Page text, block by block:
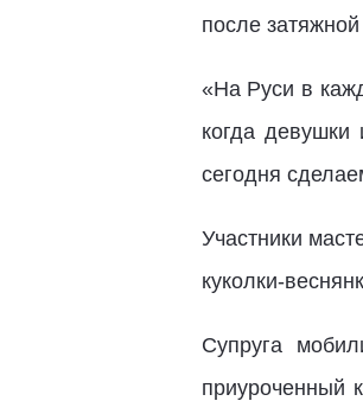
после
«На Руси в
когда
сегодня
Участники
куколки-
Супруга
приуроченный